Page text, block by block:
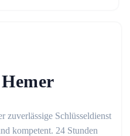
zuverlässige Schlüsseldienst
kompetent. 24 Stunden